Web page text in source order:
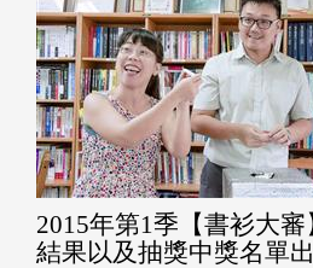
2015年第1季【書衫大
結果以及抽獎中獎名單